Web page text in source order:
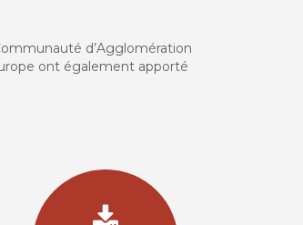
d’Agglomération
ont également apporté